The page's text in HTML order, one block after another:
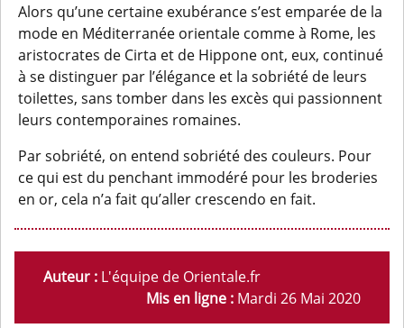
Alors qu’une certaine exubérance s’est emparée de la
mode en Méditerranée orientale comme à Rome, les
aristocrates de Cirta et de Hippone ont, eux, continué
à se distinguer par l’élégance et la sobriété de leurs
toilettes, sans tomber dans les excès qui passionnent
leurs contemporaines romaines.
Par sobriété, on entend sobriété des couleurs. Pour
ce qui est du penchant immodéré pour les broderies
en or, cela n’a fait qu’aller crescendo en fait.
Auteur : L'équipe de Orientale.fr
Mis en ligne : Mardi 26 Mai 2020